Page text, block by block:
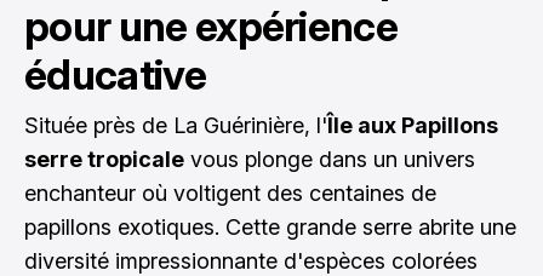
pour une expérience
éducative
Située près de La Guérinière, l'Île aux Papillons
serre tropicale vous plonge dans un univers
enchanteur où voltigent des centaines de
papillons exotiques. Cette grande serre abrite une
diversité impressionnante d'espèces colorées